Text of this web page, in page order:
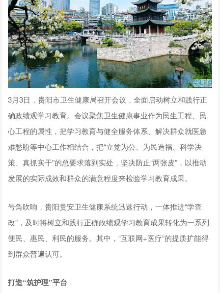
3月3日，贵阳市卫生健康局召开会议，全面启动树立和践行正
确政绩观学习教育。会议聚焦卫生健康事业作为民生工程、民
心工程的属性，把学习教育与健全服务体系、解决群众就医急
难愁盼等中心工作相结合，把“立党为公、为民造福、科学决
策、真抓实干”的总要求落到实处，坚决防止“两张皮”，以推动
发展的实际成效和群众的满意程度来检验学习教育成果。
号角吹响，贵阳贵安卫生健康系统迅速行动，一体推进“学查
改”，及时将树立和践行正确政绩观学习教育成果转化为一系列
便民、惠民、利民的服务。其中，“互联网+医疗”的提质扩能得
到群众普遍认可。
打造“筑护理”平台